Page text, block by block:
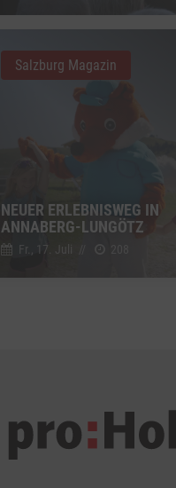
NEUER ERLEBNISWEG IN
ANNABERG-LUNGÖTZ
Fr., 17. Juli
Salzburg Magazin
YouTube